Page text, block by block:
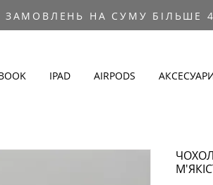
НА СУМУ БІЛЬШЕ
IPAD AIRPODS